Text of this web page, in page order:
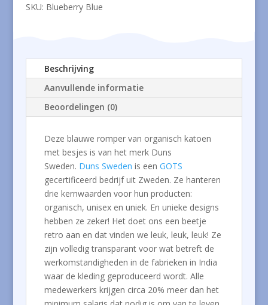
SKU: Blueberry Blue
Beschrijving
Aanvullende informatie
Beoordelingen (0)
Deze blauwe romper van organisch katoen
met besjes is van het merk Duns
Sweden. Duns Sweden is een GOTS
gecertificeerd bedrijf uit Zweden. Ze hanteren
drie kernwaarden voor hun producten:
organisch, unisex en uniek. En unieke designs
hebben ze zeker! Het doet ons een beetje
retro aan en dat vinden we leuk, leuk, leuk! Ze
zijn volledig transparant voor wat betreft de
werkomstandigheden in de fabrieken in India
waar de kleding geproduceerd wordt. Alle
medewerkers krijgen circa 20% meer dan het